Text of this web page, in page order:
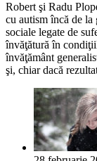
Robert şi Radu
cu autism încă de la
sociale legate de
învăţătură în
învăţământ
şi, chiar dacă